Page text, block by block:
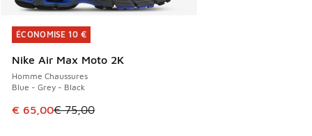
ÉCONOMISE 10 €
Nike Air Max Moto 2K
Homme Chaussures
Blue - Grey - Black
Cet article est en promotion. Prix en baisse de € 75,00 à
€ 65,00€ 75,00
ÉCONOMISE 10 €